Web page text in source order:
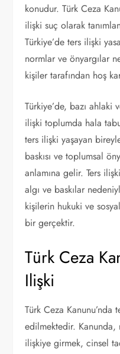
konudur. Türk Ceza
ilişki suç olarak
Türkiye’de ters ilişki
normlar ve önyargılar
kişiler tarafından hoş
Türkiye’de, bazı
ilişki toplumda hala
ters ilişki yaşayan
baskısı ve toplumsal
anlamına gelir. Ters
algı ve baskılar
kişilerin hukuki ve
bir gerçektir.
Türk Ceza
Ilişki
Türk Ceza
edilmektedir.
ilişkiye girmek, cinsel